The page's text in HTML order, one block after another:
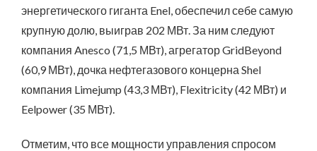
энергетического гиганта Enel, обеспечил себе самую
крупную долю, выиграв 202 МВт. За ним следуют
компания Anesco (71,5 МВт), агрегатор GridBeyond
(60,9 МВт), дочка нефтегазового концерна Shel
компания Limejump (43,3 МВт), Flexitricity (42 МВт) и
Eelpower (35 МВт).
Отметим, что все мощности управления спросом